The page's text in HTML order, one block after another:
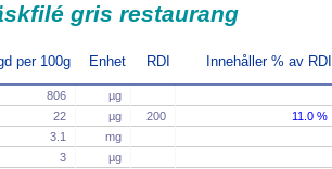
gris restaurang
per 100g Enhet RDI Innehåller % av RDI
806 µg
22 µg 200 11.0 %
3.1 mg
3 µg